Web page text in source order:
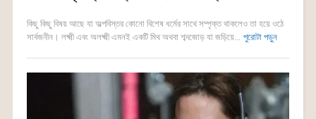
কিছু কিছু বিষয় আছে যা অল্পবিস্তর কোনো বিশেষ ধর্মের সাথে সম্পৃক্ত থাকলেও তা হয়ে ওঠে
সার্বজনীন। লক্ষ্মী এবং অলক্ষ্মী এমনই একটি মিথ অথবা শব্দজোড় যা জড়িয়ে... পুরোটা পড়ুন